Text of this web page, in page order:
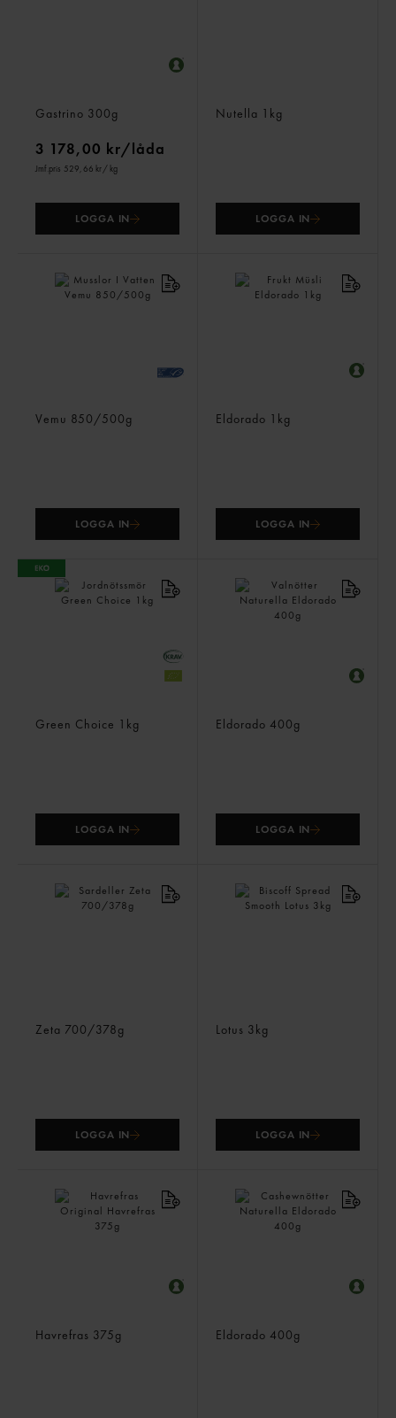
Gastrino 300g
3 178,00 kr/låda
Jmf.pris 529,66 kr/ kg
LOGGA IN
Nutella 1kg
LOGGA IN
Vemu 850/500g
LOGGA IN
Eldorado 1kg
LOGGA IN
Green Choice 1kg
LOGGA IN
Eldorado 400g
LOGGA IN
Zeta 700/378g
LOGGA IN
Lotus 3kg
LOGGA IN
Havrefras 375g Eldorado 400g